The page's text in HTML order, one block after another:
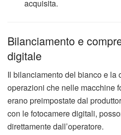
acquisita.
Bilanciamento e
digitale
Il bilanciamento del bianco e la
operazioni che nelle macchine
erano preimpostate dal
con le fotocamere digitali,
direttamente dall’operatore.